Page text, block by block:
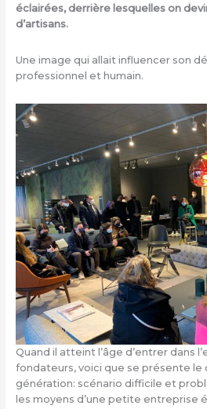
éclairées, derrière lesquelles on
d’artisans.
Une image qui allait influencer son
professionnel et humain.
Quand il atteint l’âge d’entrer dans
fondateurs, voici que se présente le
génération: scénario difficile et
les moyens d’une petite entreprise